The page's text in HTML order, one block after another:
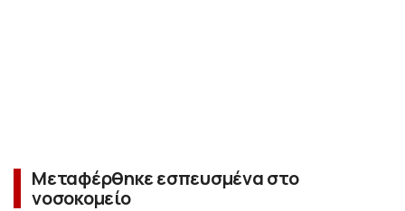
Μεταφέρθηκε εσπευσμένα στο
νοσοκομείο